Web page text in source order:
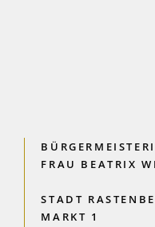
FRAU BEATRIX
STADT
MARKT 1